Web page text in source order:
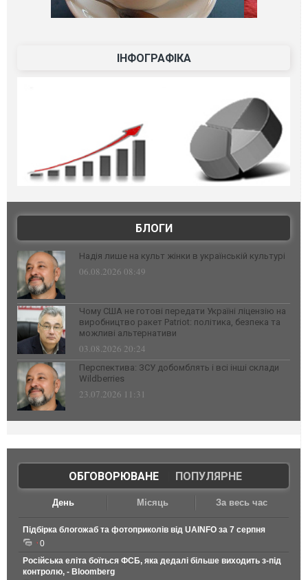
ІНФОГРАФІКА
БЛОГИ
Надія лише на культ жінки в українській культурі
06.08.2026 08:49
Чому США не готові передати Україні ліцензію на
виробництво ракет Patriot: політика, безпека та
можливі альтернативи
03.08.2026 20:24
Перспектива: ЗСУ добомблять і всі інші склади
Wildberries
23.07.2026 11:31
ОБГОВОРЮВАНЕ| ПОПУЛЯРНЕ
День Місяць За весь час
Підбірка блогожаб та фотоприколів від UAINFO за 7 серпня
0
Російська еліта боїться ФСБ, яка дедалі більше виходить з-під
контролю, - Bloomberg